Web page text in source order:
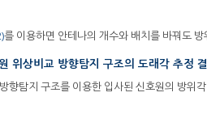
를 이용하면 안테나의 개수와 배치를 바꿔도
위상비교 방향탐지 구조의 도래각 추정
향탐지 구조를 이용한 입사된 신호원의 방위